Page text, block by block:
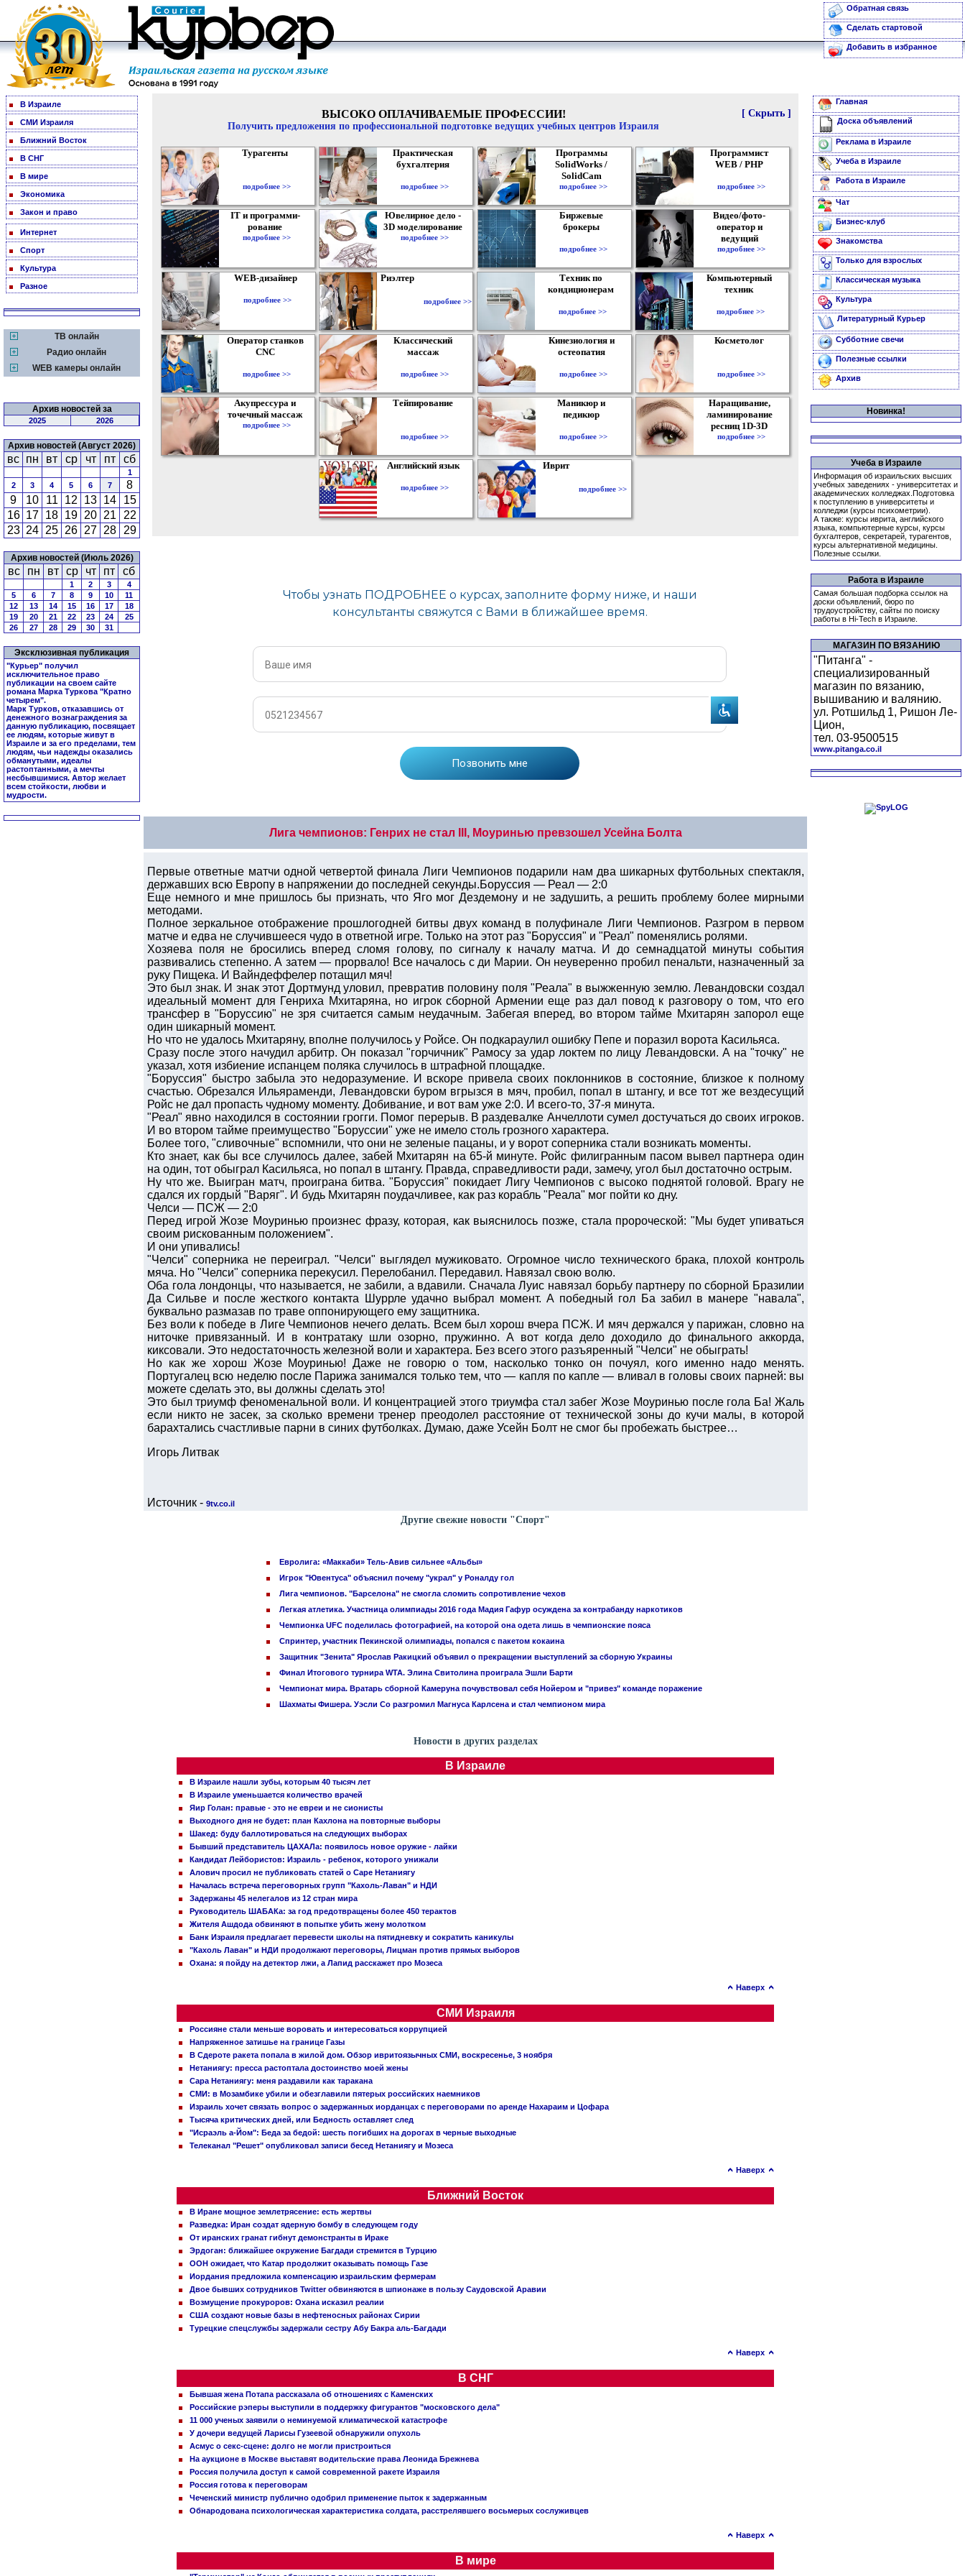
Обратная связь
Сделать стартовой
Добавить в избранное
В Израиле
СМИ Израиля
Ближний Восток
В СНГ
В мире
Экономика
Закон и право
Интернет
Спорт
Культура
Разное
ТВ онлайн
Радио онлайн
WEB камеры онлайн
Архив новостей за
2025 2026
Архив новостей (Август 2026)
вс пн вт ср чт пт сб
1
2
3 4 5 6 7
8
9
10 11 12 13 14
15
16 17 18 19 20 21
22
23 24 25 26 27 28 29
Архив новостей (Июль 2026)
вс пн вт ср чт пт сб
1 2 3
4
5
6 7 8 9 10
11
12
13 14 15 16 17
18
19
20 21 22 23 24
25
26
27 28 29 30 31
Эксклюзивная публикация
"Курьер" получил
исключительное право
публикации на своем сайте
романа Марка Туркова "Кратно
четырем".
Марк Турков, отказавшись от
денежного вознаграждения за
данную публикацию, посвящает
ее людям, которые живут в
Израиле и за его пределами, тем
людям, чьи надежды оказались
обманутыми, идеалы
растоптанными, а мечты
несбывшимися. Автор желает
всем стойкости, любви и
мудрости.
[ Скрыть ]
ВЫСОКО ОПЛАЧИВАЕМЫЕ ПРОФЕССИИ!
Получить предложения по профессиональной подготовке ведущих учебных центров Израиля
Турагенты
подробнее >>
Практическая
бухгалтерия
подробнее >>
Программы
SolidWorks /
SolidCam
подробнее >>
Программист
WEB / PHP
подробнее >>
IT и программи-
рование
подробнее >>
Ювелирное дело -
3D моделирование
подробнее >>
Биржевые
брокеры
подробнее >>
Видео/фото-
оператор и
ведущий
подробнее >>
WEB-дизайнер
подробнее >>
Риэлтер
подробнее >>
Техник по
кондиционерам
подробнее >>
Компьютерный
техник
подробнее >>
Оператор станков
CNC
подробнее >>
Классический
массаж
подробнее >>
Кинезиология и
остеопатия
подробнее >>
Косметолог
подробнее >>
Акупрессура и
точечный массаж
подробнее >>
Тейпирование
подробнее >>
Маникюр и
педикюр
подробнее >>
Наращивание,
ламинирование
ресниц 1D-3D
подробнее >>
Английский язык
подробнее >>
Иврит
подробнее >>
Лига чемпионов: Генрих не стал III, Моуринью превзошел Усейна Болта
Первые ответные матчи одной четвертой финала Лиги Чемпионов подарили нам два шикарных футбольных спектакля,
державших всю Европу в напряжении до последней секунды.Боруссия — Реал — 2:0
Еще немного и мне пришлось бы признать, что Яго мог Дездемону и не задушить, а решить проблему более мирными
методами.
Полное зеркальное отображение прошлогодней битвы двух команд в полуфинале Лиги Чемпионов. Разгром в первом
матче и едва не случившееся чудо в ответной игре. Только на этот раз "Боруссия" и "Реал" поменялись ролями.
Хозяева поля не бросились вперед сломя голову, по сигналу к началу матча. И до семнадцатой минуты события
развивались степенно. А затем — прорвало! Все началось с ди Марии. Он неуверенно пробил пенальти, назначенный за
руку Пищека. И Вайндеффелер потащил мяч!
Это был знак. И знак этот Дортмунд уловил, превратив половину поля "Реала" в выжженную землю. Левандовски создал
идеальный момент для Генриха Мхитаряна, но игрок сборной Армении еще раз дал повод к разговору о том, что его
трансфер в "Боруссию" не зря считается самым неудачным. Забегая вперед, во втором тайме Мхитарян запорол еще
один шикарный момент.
Но что не удалось Мхитаряну, вполне получилось у Ройсе. Он подкараулил ошибку Пепе и поразил ворота Касильяса.
Сразу после этого начудил арбитр. Он показал "горчичник" Рамосу за удар локтем по лицу Левандовски. А на "точку" не
указал, хотя избиение испанцем поляка случилось в штрафной площадке.
"Боруссия" быстро забыла это недоразумение. И вскоре привела своих поклонников в состояние, близкое к полному
счастью. Обрезался Ильяраменди, Левандовски буром вгрызся в мяч, пробил, попал в штангу, и все тот же вездесущий
Ройс не дал пропасть чудному моменту. Добивание, и вот вам уже 2:0. И всего-то, 37-я минута.
"Реал" явно находился в состоянии грогги. Помог перерыв. В раздевалке Анчеллоти сумел достучаться до своих игроков.
И во втором тайме преимущество "Боруссии" уже не имело столь грозного характера.
Более того, "сливочные" вспомнили, что они не зеленые пацаны, и у ворот соперника стали возникать моменты.
Кто знает, как бы все случилось далее, забей Мхитарян на 65-й минуте. Ройс филигранным пасом вывел партнера один
на один, тот обыграл Касильяса, но попал в штангу. Правда, справедливости ради, замечу, угол был достаточно острым.
Ну что же. Выигран матч, проиграна битва. "Боруссия" покидает Лигу Чемпионов с высоко поднятой головой. Врагу не
сдался их гордый "Варяг". И будь Мхитарян поудачливее, как раз корабль "Реала" мог пойти ко дну.
Челси — ПСЖ — 2:0
Перед игрой Жозе Моуринью произнес фразу, которая, как выяснилось позже, стала пророческой: "Мы будет упиваться
своим рискованным положением".
И они упивались!
"Челси" соперника не переиграл. "Челси" выглядел мужиковато. Огромное число технического брака, плохой контроль
мяча. Но "Челси" соперника перекусил. Перелобанил. Передавил. Навязал свою волю.
Оба гола лондонцы, что называется, не забили, а вдавили. Сначала Луис навязал борьбу партнеру по сборной Бразилии
Да Сильве и после жесткого контакта Шуррле удачно выбрал момент. А победный гол Ба забил в манере "навала",
буквально размазав по траве оппонирующего ему защитника.
Без воли к победе в Лиге Чемпионов нечего делать. Всем был хорош вчера ПСЖ. И мяч держался у парижан, словно на
ниточке привязанный. И в контратаку шли озорно, пружинно. А вот когда дело доходило до финального аккорда,
киксовали. Это недостаточность железной воли и характера. Без всего этого разъяренный "Челси" не обыграть!
Но как же хорош Жозе Моуринью! Даже не говорю о том, насколько тонко он почуял, кого именно надо менять.
Португалец всю неделю после Парижа занимался только тем, что — капля по капле — вливал в головы своих парней: вы
можете сделать это, вы должны сделать это!
Это был триумф феноменальной воли. И концентрацией этого триумфа стал забег Жозе Моуринью после гола Ба! Жаль
если никто не засек, за сколько времени тренер преодолел расстояние от технической зоны до кучи малы, в которой
барахтались счастливые парни в синих футболках. Думаю, даже Усейн Болт не смог бы пробежать быстрее…
Игорь Литвак
Источник - 9tv.co.il
Другие свежие новости "Спорт"
Евролига: «Маккаби» Тель-Авив сильнее «Альбы»
Игрок "Ювентуса" объяснил почему "украл" у Роналду гол
Лига чемпионов. "Барселона" не смогла сломить сопротивление чехов
Легкая атлетика. Участница олимпиады 2016 года Мадия Гафур осуждена за контрабанду наркотиков
Чемпионка UFC поделилась фотографией, на которой она одета лишь в чемпионские пояса
Спринтер, участник Пекинской олимпиады, попался с пакетом кокаина
Защитник "Зенита" Ярослав Ракицкий объявил о прекращении выступлений за сборную Украины
Финал Итогового турнира WTA. Элина Свитолина проиграла Эшли Барти
Чемпионат мира. Вратарь сборной Камеруна почувствовал себя Нойером и "привез" команде поражение
Шахматы Фишера. Уэсли Со разгромил Магнуса Карлсена и стал чемпионом мира
Новости в других разделах
В Израиле
В Израиле нашли зубы, которым 40 тысяч лет
В Израиле уменьшается количество врачей
Яир Голан: правые - это не евреи и не сионисты
Выходного дня не будет: план Кахлона на повторные выборы
Шакед: буду баллотироваться на следующих выборах
Бывший представитель ЦАХАЛа: появилось новое оружие - лайки
Кандидат Лейбористов: Израиль - ребенок, которого унижали
Алович просил не публиковать статей о Саре Нетаниягу
Началась встреча переговорных групп "Кахоль-Лаван" и НДИ
Задержаны 45 нелегалов из 12 стран мира
Руководитель ШАБАКа: за год предотвращены более 450 терактов
Жителя Ашдода обвиняют в попытке убить жену молотком
Банк Израиля предлагает перевести школы на пятидневку и сократить каникулы
"Кахоль Лаван" и НДИ продолжают переговоры, Лицман против прямых выборов
Охана: я пойду на детектор лжи, а Лапид расскажет про Мозеса
Наверх
СМИ Израиля
Россияне стали меньше воровать и интересоваться коррупцией
Напряженное затишье на границе Газы
В Сдероте ракета попала в жилой дом. Обзор ивритоязычных СМИ, воскресенье, 3 ноября
Нетаниягу: пресса растоптала достоинство моей жены
Сара Нетаниягу: меня раздавили как таракана
СМИ: в Мозамбике убили и обезглавили пятерых российских наемников
Израиль хочет связать вопрос о задержанных иорданцах с переговорами по аренде Нахараим и Цофара
Тысяча критических дней, или Бедность оставляет след
"Исраэль а-Йом": Беда за бедой: шесть погибших на дорогах в черные выходные
Телеканал "Решет" опубликовал записи бесед Нетаниягу и Мозеса
Наверх
Ближний Восток
В Иране мощное землетрясение: есть жертвы
Разведка: Иран создат ядерную бомбу в следующем году
От иранских гранат гибнут демонстранты в Ираке
Эрдоган: ближайшее окружение Багдади стремится в Турцию
ООН ожидает, что Катар продолжит оказывать помощь Газе
Иордания предложила компенсацию израильским фермерам
Двое бывших сотрудников Twitter обвиняются в шпионаже в пользу Саудовской Аравии
Возмущение прокуроров: Охана исказил реалии
США создают новые базы в нефтеносных районах Сирии
Турецкие спецслужбы задержали сестру Абу Бакра аль-Багдади
Наверх
В СНГ
Бывшая жена Потапа рассказала об отношениях с Каменских
Российские рэперы выступили в поддержку фигурантов "московского дела"
11 000 ученых заявили о неминуемой климатической катастрофе
У дочери ведущей Ларисы Гузеевой обнаружили опухоль
Асмус о секс-сцене: долго не могли пристроиться
На аукционе в Москве выставят водительские права Леонида Брежнева
Россия получила доступ к самой современной ракете Израиля
Россия готова к переговорам
Чеченский министр публично одобрил применение пыток к задержанным
Обнародована психологическая характеристика солдата, расстрелявшего восьмерых сослуживцев
Наверх
В мире
Главная
Доска объявлений
Реклама в Израиле
Учеба в Израиле
Работа в Израиле
Чат
Бизнес-клуб
Знакомства
Только для взрослых
Классическая музыка
Культура
Литературный Курьер
Субботние свечи
Полезные ссылки
Архив
Новинка!
Учеба в Израиле
Информация об израильских высших
учебных заведениях - университетах и
академических колледжах.Подготовка
к поступлению в университеты и
колледжи (курсы психометрии).
А также: курсы иврита, английского
языка, компьютерные курсы, курсы
бухгалтеров, секретарей, турагентов,
курсы альтернативной медицины.
Полезные ссылки.
Работа в Израиле
Самая большая подборка ссылок на
доски объявлений, бюро по
трудоустройству, сайты по поиску
работы в Hi-Tech в Израиле.
МАГАЗИН ПО ВЯЗАНИЮ
"Питанга" -
специализированный
магазин по вязанию,
вышиванию и валянию.
ул. Ротшильд 1, Ришон Ле-
Цион,
тел. 03-9500515
www.pitanga.co.il